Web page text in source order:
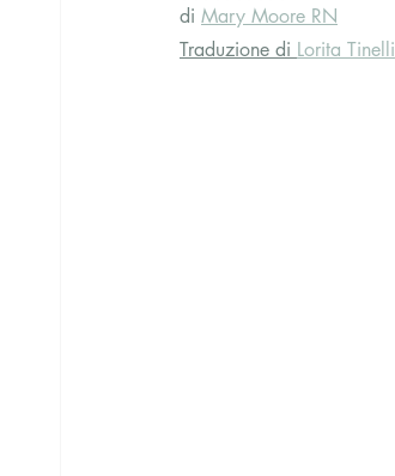
di Mary Moore RN
Traduzione di Lorita Tinelli